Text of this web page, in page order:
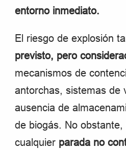
entorno inmediato.
El riesgo de explosión
previsto, pero
mecanismos de
antorchas, sistemas de
ausencia de
de biogás. No
cualquier parada no